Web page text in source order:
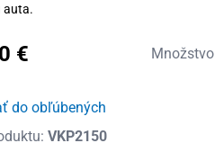
auta.
€ Množstvo
množstvo
do obľúbených
VKP2150